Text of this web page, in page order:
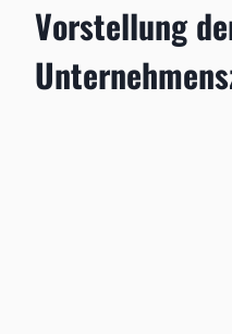
Vorstellung